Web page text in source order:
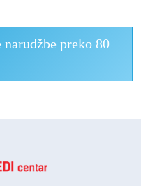
narudžbe preko 80